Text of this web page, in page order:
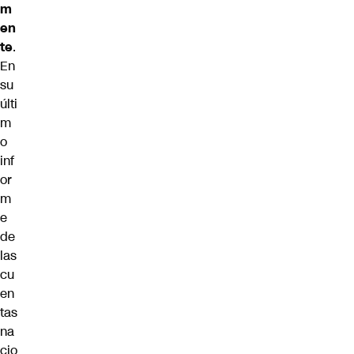
m
en
te.
En
su
últi
m
o
inf
or
m
e
de
las
cu
en
tas
na
cio